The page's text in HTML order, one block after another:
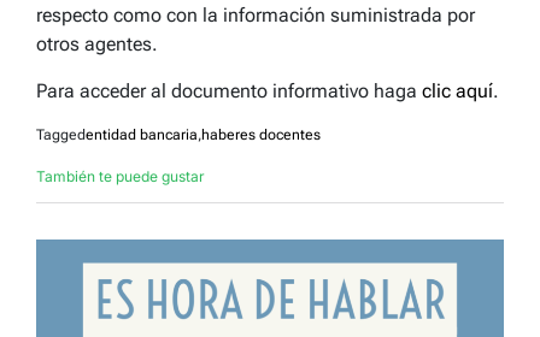
respecto como con la información suministrada por
otros agentes.
Para acceder al documento informativo haga clic aquí.
Taggedentidad bancaria,haberes docentes
También te puede gustar